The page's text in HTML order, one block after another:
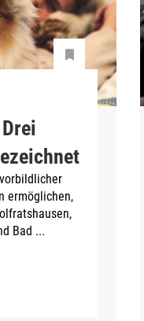
ermöglichen,
Bad ...